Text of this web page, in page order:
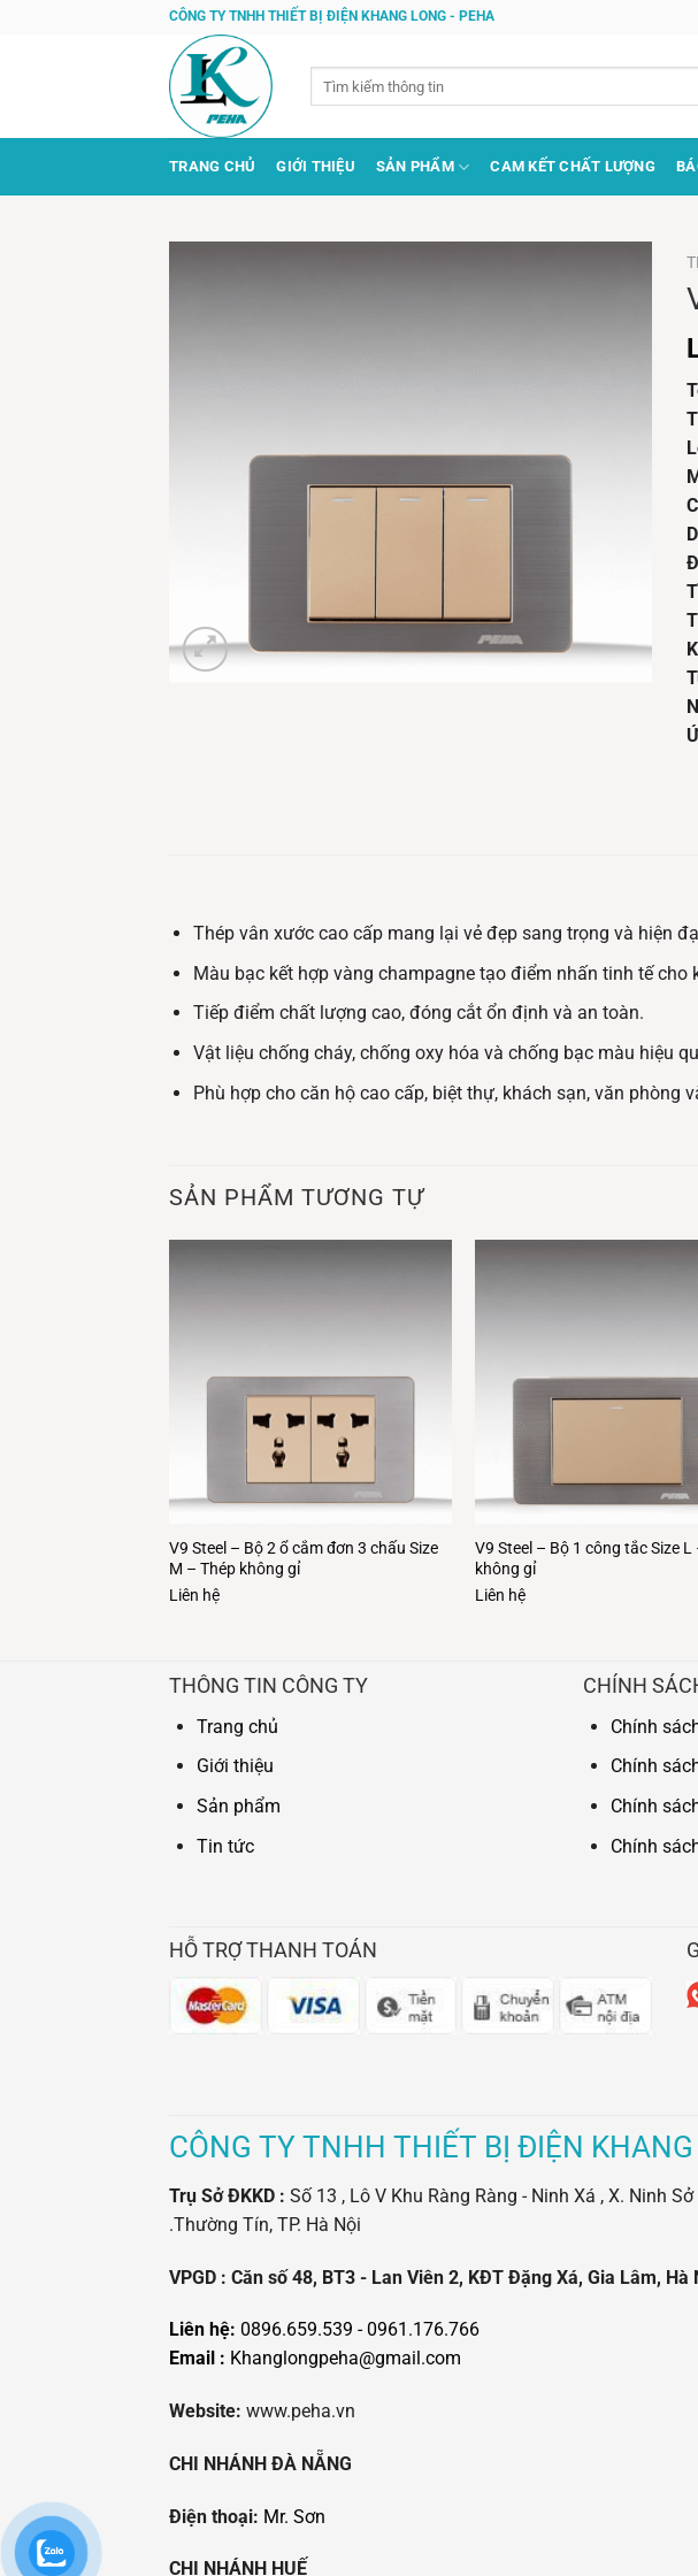
CÔNG TY TNHH THIẾT BỊ ĐIỆN KHANG LONG - PEHA
TRANG CHỦ GIỚI THIỆU SẢN PHẨM CAM KẾT CHẤT LƯỢNG
Thép vân xước cao cấp mang lại vẻ đẹp sang trọng và hiện
Màu bạc kết hợp vàng champagne tạo điểm nhấn tinh tế cho
Tiếp điểm chất lượng cao, đóng cắt ổn định và an toàn.
Vật liệu chống cháy, chống oxy hóa và chống bạc màu hiệu
Phù hợp cho căn hộ cao cấp, biệt thự, khách sạn, văn phòng
SẢN PHẨM TƯƠNG TỰ
V9 Steel – Bộ 2 ổ cắm đơn 3 chấu Size
M – Thép không gỉ
Liên hệ
V9 Steel – Bộ 1 công tắc Size L
không gỉ
Liên hệ
THÔNG TIN CÔNG TY
Trang chủ
Giới thiệu
Sản phẩm
Tin tức
CHÍNH
Chính
Chính
Chính
Chính
HỖ TRỢ THANH TOÁN
CÔNG TY TNHH THIẾT BỊ ĐIỆN KHANG
Trụ Sở ĐKKD : Số 13 , Lô V Khu Ràng Ràng - Ninh Xá , X. Ninh Sở
.Thường Tín, TP. Hà Nội
VPGD : Căn số 48, BT3 - Lan Viên 2, KĐT Đặng Xá, Gia Lâm, Hà
Liên hệ: 0896.659.539 - 0961.176.766
Email : Khanglongpeha@gmail.com
Website: www.peha.vn
CHI NHÁNH ĐÀ NẴNG
Điện thoại: Mr. Sơn
CHI NHÁNH HUẾ